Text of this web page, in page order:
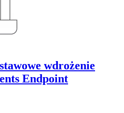
wdrożenie
Endpoint